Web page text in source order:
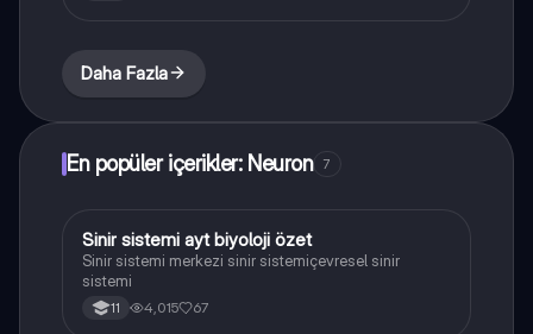
Daha Fazla
En popüler içerikler: Neuron 7
Biyoloji
Sinir sistemi ayt biyoloji özet
Sinir sistemi merkezi sinir sistemiçevresel sinir
sistemi
11 4,015 67